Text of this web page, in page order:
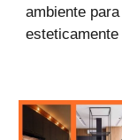
ambiente